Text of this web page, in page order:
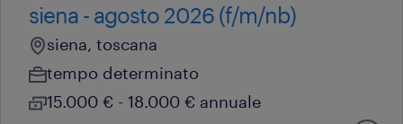
siena - agosto 2026 (f/m/nb)
siena, toscana
tempo determinato
15.000 € - 18.000 € annuale